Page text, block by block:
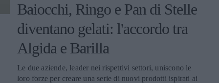
Baiocchi, Ringo e Pan di Stelle
diventano gelati: l'accordo tra
Algida e Barilla
Le due aziende, leader nei rispettivi settori, uniscono le
loro forze per creare una serie di nuovi prodotti ispirati ai